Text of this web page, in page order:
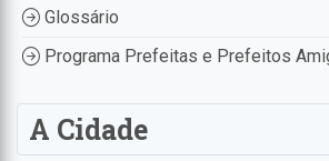
Glossário
Programa Prefeitas e Prefeitos
A Cidade